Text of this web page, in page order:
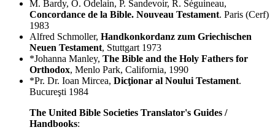
M. Bardy, O. Odelain, P. Sandevoir, R. Séguineau,
Concordance de la Bible. Nouveau Testament. Paris (Cerf)
1983
Alfred Schmoller, Handkonkordanz zum Griechischen
Neuen Testament, Stuttgart 1973
*Johanna Manley, The Bible and the Holy Fathers for
Orthodox, Menlo Park, California, 1990
*Pr. Dr. Ioan Mircea, Dicţionar al Noului Testament.
Bucureşti 1984
The United Bible Societies Translator's Guides /
Handbooks: